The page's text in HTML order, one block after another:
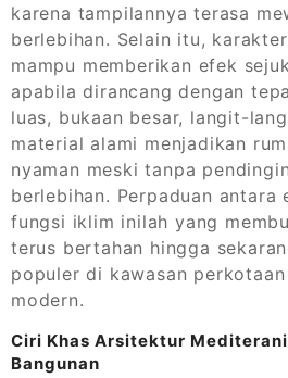
karena tampilannya terasa
berlebihan. Selain itu,
mampu memberikan efek
apabila dirancang dengan
luas, bukaan besar, langit-
material alami menjadikan
nyaman meski tanpa
berlebihan. Perpaduan antara
fungsi iklim inilah yang
terus bertahan hingga
populer di kawasan
modern.
Ciri Khas Arsitektur
Bangunan